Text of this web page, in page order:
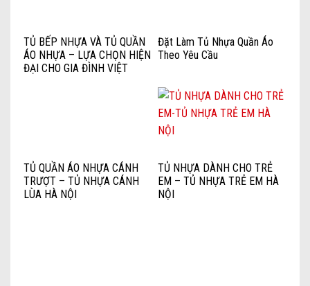
TỦ BẾP NHỰA VÀ TỦ QUẦN
ÁO NHỰA – LỰA CHỌN HIỆN
ĐẠI CHO GIA ĐÌNH VIỆT
Đặt Làm Tủ Nhựa Quần Áo
Theo Yêu Cầu
TỦ QUẦN ÁO NHỰA CÁNH
TRƯỢT – TỦ NHỰA CÁNH
LÙA HÀ NỘI
TỦ NHỰA DÀNH CHO TRẺ
EM – TỦ NHỰA TRẺ EM HÀ
NỘI